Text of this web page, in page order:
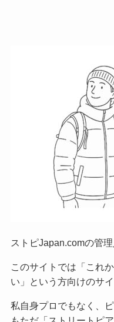
ストピJapan.comの管
このサイトでは「これ
い」という方向けのサ
私自身プロでもなく、